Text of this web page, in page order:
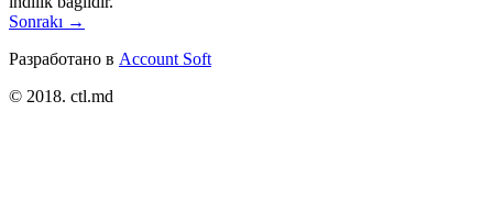
Sonrakı →
Разработано в Account Soft
© 2018. ctl.md